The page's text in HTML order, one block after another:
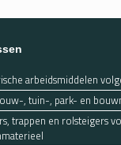
arbeidsmiddelen
, tuin-, park- en
trappen en rolsteigers